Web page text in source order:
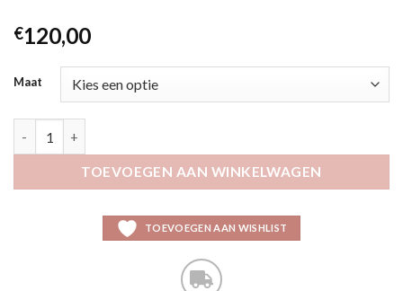
€120,00
Maat
TOEVOEGEN AAN WINKELWAGEN
TOEVOEGEN AAN WISHLIST